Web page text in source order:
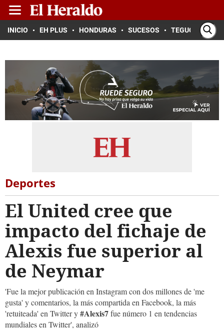
INICIO EH PLUS HONDURAS SUCESOS TEGUCIGALPA
Deportes
El United cree que
impacto del fichaje de
Alexis fue superior al
de Neymar
'Fue la mejor publicación en Instagram con dos millones de 'me
gusta' y comentarios, la más compartida en Facebook, la más
'retuiteada' en Twitter y#Alexis7fue número 1 en tendencias
mundiales en Twitter', analizó